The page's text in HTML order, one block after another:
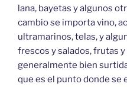
lana, bayetas y algunos
cambio se importa vino,
ultramarinos, telas, y
frescos y salados, frutas
generalmente bien
que es el punto donde se